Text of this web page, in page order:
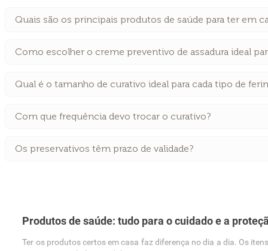
Quais são os principais produtos de saúde para ter em
Como escolher o creme preventivo de assadura ideal
Qual é o tamanho de curativo ideal para cada tipo de
Com que frequência devo trocar o curativo?
Os preservativos têm prazo de validade?
Produtos de saúde: tudo para o cuidado e a
Ter os produtos certos em casa faz diferença no dia a dia. Os